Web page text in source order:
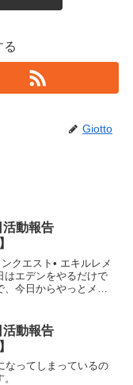
る
Giotto
活動報告
クエスト• エキルレメ
はエデンをやるだけで
今日からやっとメイ
トします。まとまった
活動報告
なってしまっているの